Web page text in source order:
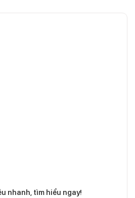
nhanh, tìm hiểu ngay!